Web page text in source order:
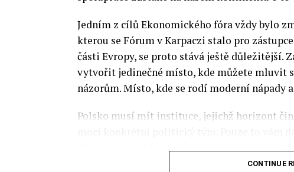
Jedním z cílů Ekonomického fóra vždy bylo
kterou se Fórum v Karpaczi stalo pro
části Evropy, se proto stává ještě důležitější.
vytvořit jedinečné místo, kde můžete mluvit
názorům. Místo, kde se rodí moderní nápady
Polsko musí mít instituce, jejichž horizont
Fóra jsou prezidenti, předsedové vlád,
prezidenti korporací, lidé z kultury,
CONTINUE